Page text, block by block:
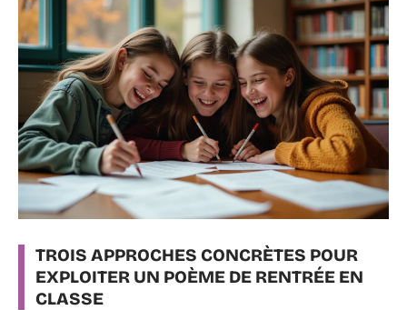
TROIS APPROCHES CONCRÈTES POUR
EXPLOITER UN POÈME DE RENTRÉE EN
CLASSE